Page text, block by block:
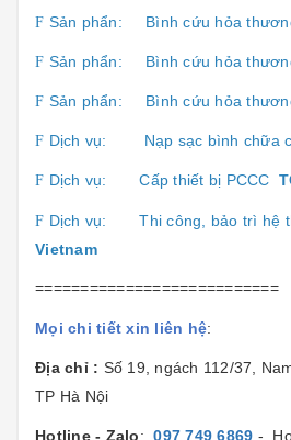
F Sản phẩn: Bình cứu hỏa
F Sản phẩn: Bình cứu hỏa
F Sản phẩn: Bình cứu hỏa
F Dịch vụ: Nạp sạc bình chữa
F Dịch vụ:Cấp thiết bị PCCC
F Dịch vụ:Thi công, bảo trì hệ
Vietnam
===========================
Mọi chi tiết xin liên hệ:
Địa chỉ : Số 19, ngách 112/37,
TP Hà Nội
Hotline - Zalo:097 749 6869 -